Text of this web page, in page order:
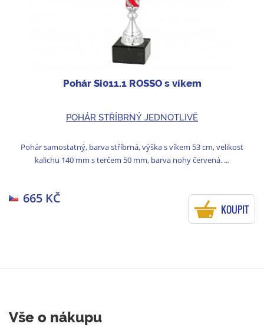
Pohár Si011.1 ROSSO s víkem
POHÁR STŘÍBRNÝ JEDNOTLIVĚ
Pohár samostatný, barva stříbrná, výška s víkem 53 cm, velikost
kalichu 140 mm s terčem 50 mm, barva nohy červená. ...
665 KČ
KOUPIT
Vše o nákupu